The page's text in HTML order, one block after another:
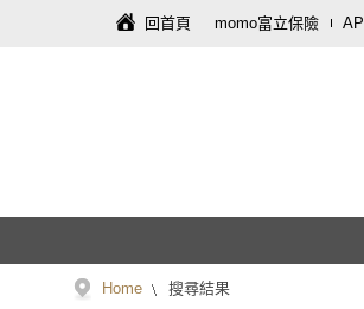
回首頁 momo富立保險
Home 搜尋結果